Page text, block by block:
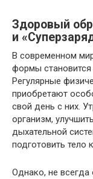
Здоровый
и
В современном
формы становится
Регулярные
приобретают
свой день с них.
организм,
дыхательной
подготовить тело
Однако, не